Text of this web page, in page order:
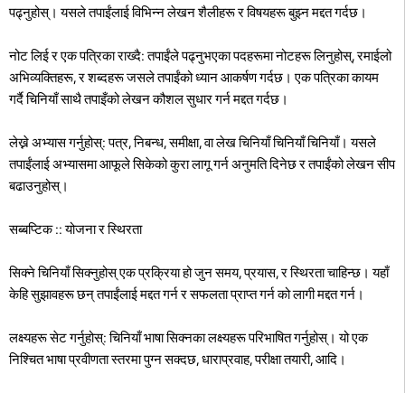
पढ्नुहोस्। यसले तपाईंलाई विभिन्न लेखन शैलीहरू र विषयहरू बुझ्न मद्दत गर्दछ।
नोट लिई र एक पत्रिका राख्दै: तपाईंले पढ्नुभएका पदहरूमा नोटहरू लिनुहोस्, रमाईलो
अभिव्यक्तिहरू, र शब्दहरू जसले तपाईंको ध्यान आकर्षण गर्दछ। एक पत्रिका कायम
गर्दै चिनियाँ साथै तपाइँको लेखन कौशल सुधार गर्न मद्दत गर्दछ।
लेख्ने अभ्यास गर्नुहोस्: पत्र, निबन्ध, समीक्षा, वा लेख चिनियाँ चिनियाँ चिनियाँ। यसले
तपाईंलाई अभ्यासमा आफूले सिकेको कुरा लागू गर्न अनुमति दिनेछ र तपाईंको लेखन सीप
बढाउनुहोस्।
सब्बप्टिक :: योजना र स्थिरता
सिक्ने चिनियाँ सिक्नुहोस् एक प्रक्रिया हो जुन समय, प्रयास, र स्थिरता चाहिन्छ। यहाँ
केहि सुझावहरू छन् तपाईंलाई मद्दत गर्न र सफलता प्राप्त गर्न को लागी मद्दत गर्न।
लक्ष्यहरू सेट गर्नुहोस्: चिनियाँ भाषा सिक्नका लक्ष्यहरू परिभाषित गर्नुहोस्। यो एक
निश्चित भाषा प्रवीणता स्तरमा पुग्न सक्दछ, धाराप्रवाह, परीक्षा तयारी, आदि।